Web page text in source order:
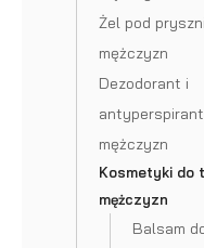
Akcesoria do
Preparaty na
Odżywka do brody
Wosk do brody
Peeling do brody
Farba do brody
Żel pod
mężczyzn
Dezodorant i
mężczyzn
Kosmetyki do
mężczyzn
Balsam